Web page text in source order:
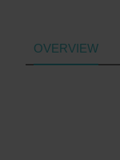
OVERVIEW